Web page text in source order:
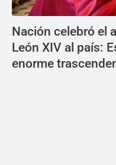
Nación celebró el
León XIV al país:
enorme